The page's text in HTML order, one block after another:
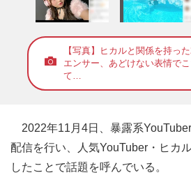
【写真】ヒカルと関係を持っ
エンサー、あどけない表情で
て…
2022年11月4日、暴露系
配信を行い、人気YouTuber・ヒカ
したことで話題を呼んでいる。